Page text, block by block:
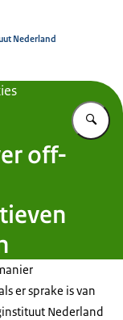
Nederland
off-
er sprake is van
Nederland